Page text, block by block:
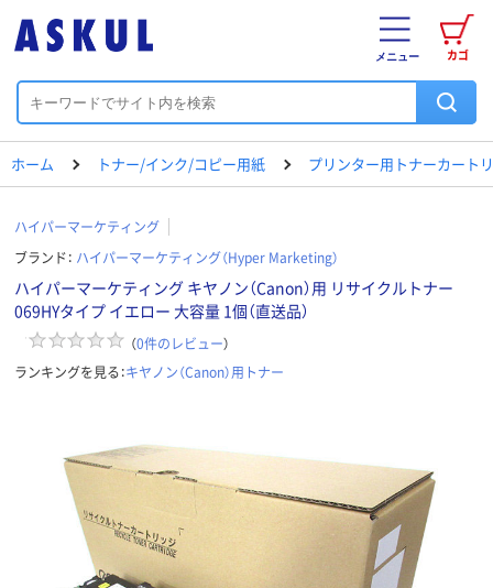
カゴ
メニュー
ホーム トナー/インク/コピー用紙 プリンター用トナーカート
ハイパーマーケティング
ブランド： ハイパーマーケティング（Hyper Marketing）
ハイパーマーケティング キヤノン（Canon）用 リサイクルトナー
069HYタイプ イエロー 大容量 1個（直送品）
（0件のレビュー）
ランキングを見る：キヤノン（Canon）用トナー